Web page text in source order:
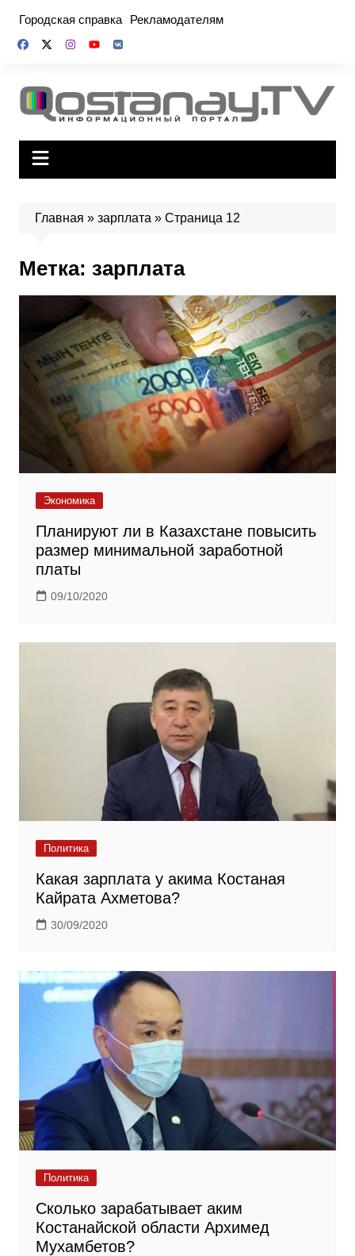
содержимому
Городская справка Рекламодателям
Главная » зарплата » Страница 12
Метка: зарплата
Экономика
Планируют ли в Казахстане повысить
размер минимальной заработной
платы
09/10/2020
Политика
Какая зарплата у акима Костаная
Кайрата Ахметова?
30/09/2020
Политика
Сколько зарабатывает аким
Костанайской области Архимед
Мухамбетов?